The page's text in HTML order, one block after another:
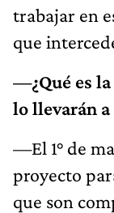
trabajar en
que
—¿Qué es
lo llevarán
—El 1° de
proyecto
que son